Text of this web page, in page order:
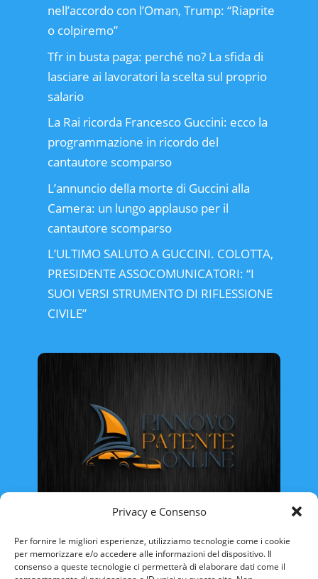
Privacy e Consenso
Per fornire le migliori esperienze, utilizziamo tecnologie come i cookie
per memorizzare e/o accedere alle informazioni del dispositivo. Il
consenso a queste tecnologie ci permetterà di elaborare dati come il
nell’accordo con l’Oman, Trump: “Riaprite
o colpiremo”
Tfr in busta paga: perché no? La sfida di
lasciare ai lavoratori la scelta sul proprio
salario
La Rai ricorda Francesco Guccini: ecco la
programmazione in ricordo del
cantautore scomparso
L’annuncio della morte di Guccini alla
Camera: un lungo applauso per il
cantautore scomparso
L’ULTIMO SALUTO A GUCCINI. COLOTTA,
PRESIDENTE ASSOCOMUNICATORI: “I
SUOI VERSI STRUMENTO DI RIFLESSIONE
CIVILE”